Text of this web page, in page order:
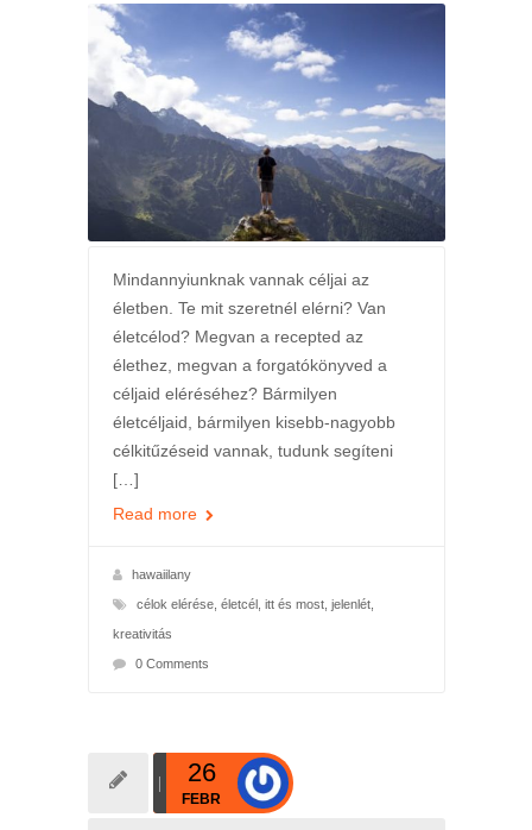
Mindannyiunknak vannak céljai az
életben. Te mit szeretnél elérni? Van
életcélod? Megvan a recepted az
élethez, megvan a forgatókönyved a
céljaid eléréséhez? Bármilyen
életcéljaid, bármilyen kisebb-nagyobb
célkitűzéseid vannak, tudunk segíteni
[…]
Read more
hawaiilany
célok elérése, életcél, itt és most, jelenlét,
kreativitás
0 Comments
26
FEBR